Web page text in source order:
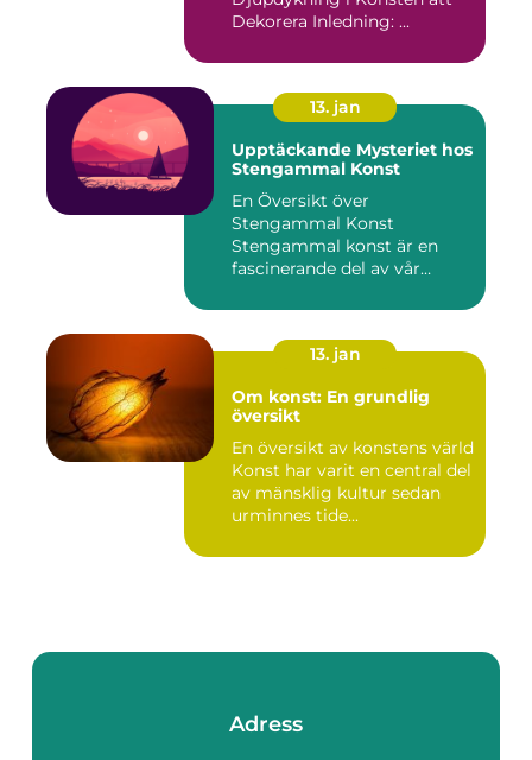
Dekorera Inledning: ...
13. jan
Upptäckande Mysteriet hos
Stengammal Konst
En Översikt över
Stengammal Konst
Stengammal konst är en
fascinerande del av vår
13. jan
Om konst: En grundlig
översikt
En översikt av konstens värld
Konst har varit en central del
av mänsklig kultur sedan
urminnes tide...
Adress